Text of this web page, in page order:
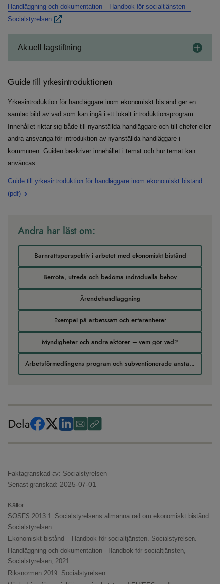
Handläggning och dokumentation – Handbok för socialtjänsten –
Socialstyrelsen
Aktuell lagstiftning
Guide till yrkesintroduktionen
Yrkesintroduktion för handläggare inom ekonomiskt bistånd ger en
samlad bild av vad som kan ingå i ett lokalt introduktionsprogram.
Innehållet riktar sig både till nyanställda handläggare och till chefer eller
andra ansvariga för introduktion av nyanställda handläggare i
kommunen. Guiden beskriver innehållet i temat och hur temat kan
användas.
Guide till yrkesintroduktion för handläggare inom ekonomiskt bistånd
(pdf)
Andra har läst om:
Barnrättsperspektiv i arbetet med ekonomiskt bistånd
Bemöta, utreda och bedöma individuella behov
Ärendehandläggning
Exempel på arbetssätt och erfarenheter
Myndigheter och andra aktörer – vem gör vad?
Arbetsförmedlingens program och subventionerade anställningar
Dela
Faktagranskad av: Socialstyrelsen
Senast granskad: 2025-07-01
Källor:
SOSFS 2013:1. Socialstyrelsens allmänna råd om ekonomiskt bistånd.
Socialstyrelsen.
Ekonomiskt bistånd – Handbok för socialtjänsten. Socialstyrelsen.
Handläggning och dokumentation - Handbok för socialtjänsten,
Socialstyrelsen, 2021
Riksnormen 2019. Socialstyrelsen.